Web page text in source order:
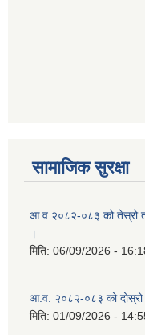
सामाजिक सुरक्षा
आ.व २०८२-०८३ को तेस्रो
।
मिति: 06/09/2026 -
आ.व. २०८२-०८३ को दोस्रो
मिति: 01/09/2026 -